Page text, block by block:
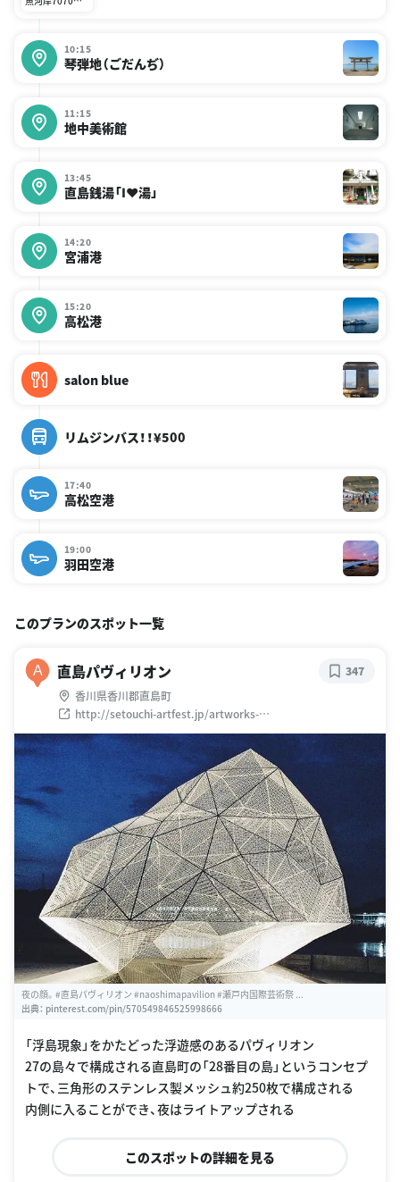
10:15
琴弾地（ごだんぢ）
11:15
地中美術館
13:45
直島銭湯「I♥湯」
14:20
宮浦港
15:20
高松港
salon blue
リムジンバス！！¥500
17:40
高松空港
19:00
羽田空港
このプランのスポット一覧
A 直島パヴィリオン
香川県香川郡直島町
http://setouchi-artfest.jp/artworks-
artists/artworks/naoshima/99.html
347
夜の顔。#直島パヴィリオン #naoshimapavilion #瀬戸内国際芸術祭 ...
出典： pinterest.com/pin/570549846525998666
「浮島現象」をかたどった浮遊感のあるパヴィリオン
27の島々で構成される直島町の「28番目の島」というコンセプ
トで、三角形のステンレス製メッシュ約250枚で構成される
内側に入ることができ、夜はライトアップされる
このスポットの詳細を見る